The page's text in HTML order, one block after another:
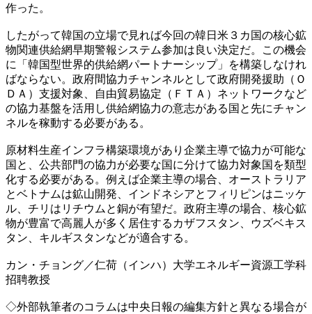
作った。
したがって韓国の立場で見れば今回の韓日米３カ国の核心鉱
物関連供給網早期警報システム参加は良い決定だ。この機会
に「韓国型世界的供給網パートナーシップ」を構築しなけれ
ばならない。政府間協力チャンネルとして政府開発援助（Ｏ
ＤＡ）支援対象、自由貿易協定（ＦＴＡ）ネットワークなど
の協力基盤を活用し供給網協力の意志がある国と先にチャン
ネルを稼動する必要がある。
原材料生産インフラ構築環境があり企業主導で協力が可能な
国と、公共部門の協力が必要な国に分けて協力対象国を類型
化する必要がある。例えば企業主導の場合、オーストラリア
とベトナムは鉱山開発、インドネシアとフィリピンはニッケ
ル、チリはリチウムと銅が有望だ。政府主導の場合、核心鉱
物が豊富で高麗人が多く居住するカザフスタン、ウズベキス
タン、キルギスタンなどが適合する。
カン・チョング／仁荷（インハ）大学エネルギー資源工学科
招聘教授
◇外部執筆者のコラムは中央日報の編集方針と異なる場合が